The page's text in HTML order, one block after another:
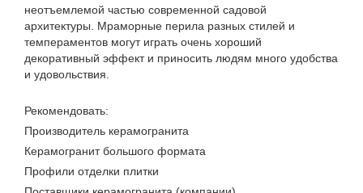
неотъемлемой частью современной садовой
архитектуры. Мраморные перила разных стилей и
темпераментов могут играть очень хороший
декоративный эффект и приносить людям много удобства
и удовольствия.
Рекомендовать:
Производитель керамогранита
Керамогранит большого формата
Профили отделки плитки